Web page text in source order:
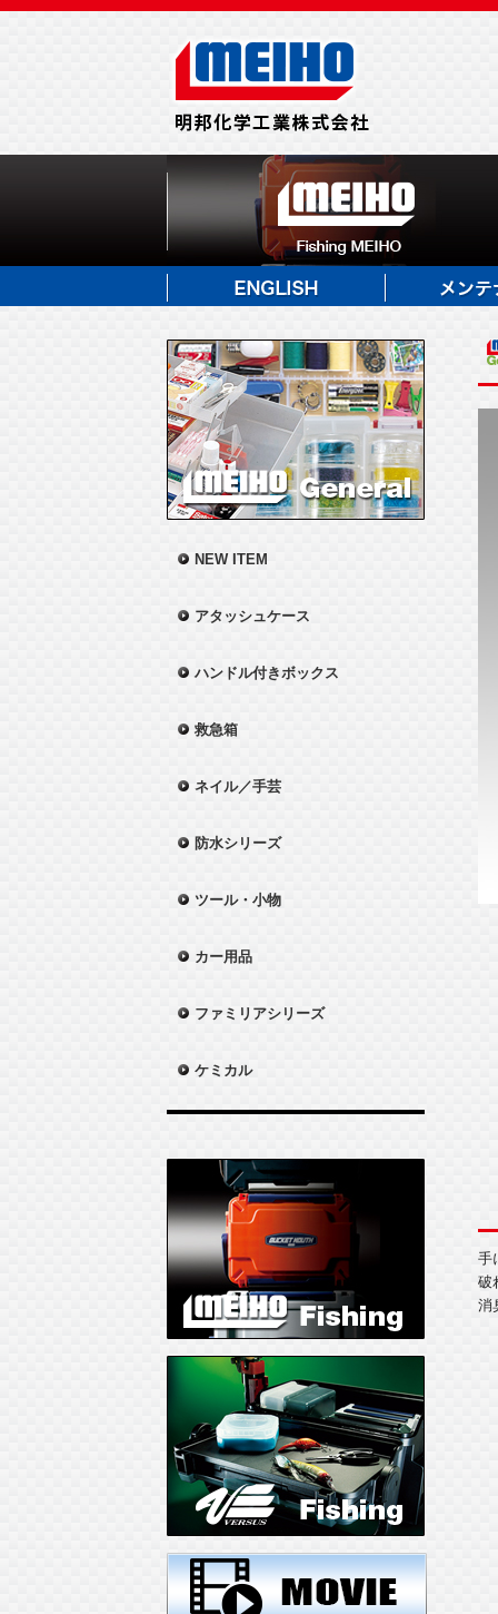
NEW ITEM
アタッシュケース
ハンドル付きボックス
救急箱
ネイル／手芸
防水シリーズ
ツール・小物
カー用品
ファミリアシリーズ
ケミカル
手
破
消